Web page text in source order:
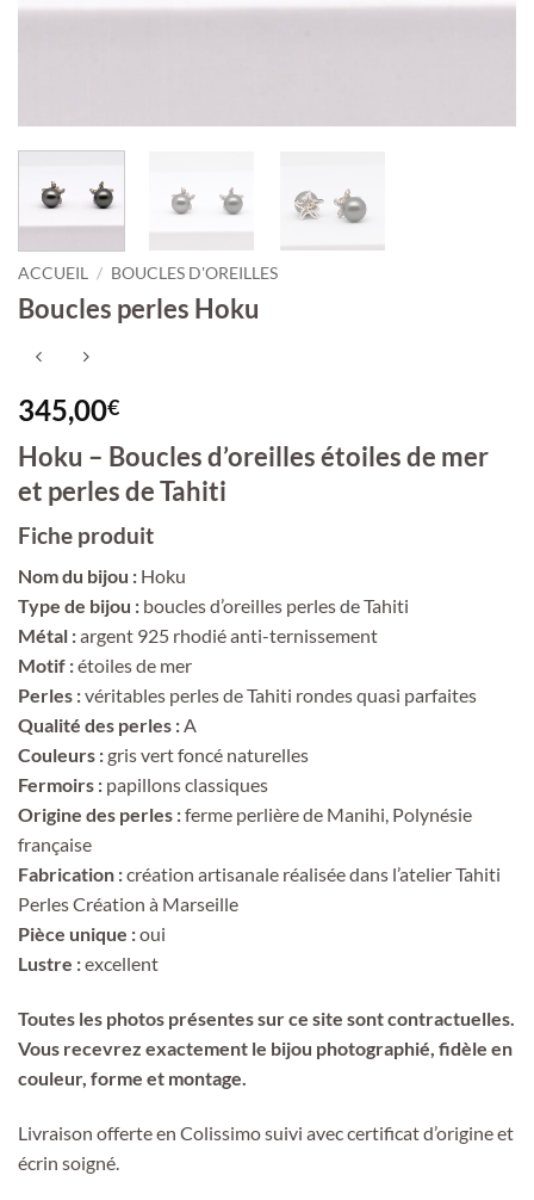
ACCUEIL / BOUCLES D'OREILLES
Boucles perles Hoku
345,00€
Hoku – Boucles d’oreilles étoiles de mer
et perles de Tahiti
Fiche produit
Nom du bijou : Hoku
Type de bijou : boucles d’oreilles perles de Tahiti
Métal :argent 925 rhodié anti-ternissement
Motif :étoiles de mer
Perles :véritables perles de Tahiti rondes quasi parfaites
Qualité des perles :A
Couleurs :gris vert foncé naturelles
Fermoirs : papillons classiques
Origine des perles :ferme perlière de Manihi, Polynésie
française
Fabrication :création artisanale réalisée dans l’atelier Tahiti
Perles Création à Marseille
Pièce unique :oui
Lustre :excellent
Toutes les photos présentes sur ce site sont contractuelles.
Vous recevrez exactement le bijou photographié, fidèle en
couleur, forme et montage.
Livraison offerte en Colissimo suivi avec certificat d’origine et
écrin soigné.